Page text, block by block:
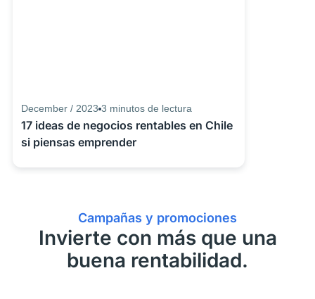
December / 2023 3 minutos de lectura
17 ideas de negocios rentables en Chile
si piensas emprender
Campañas y promociones
Invierte con más que una
buena rentabilidad.